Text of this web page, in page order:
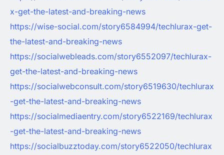
x-get-the-latest-and-breaking-news
https://wise-social.com/story6584994/techlurax-get-
the-latest-and-breaking-news
https://socialwebleads.com/story6552097/techlurax-
get-the-latest-and-breaking-news
https://socialwebconsult.com/story6519630/techlurax
-get-the-latest-and-breaking-news
https://socialmediaentry.com/story6522169/techlurax
-get-the-latest-and-breaking-news
https://socialbuzztoday.com/story6522050/techlurax